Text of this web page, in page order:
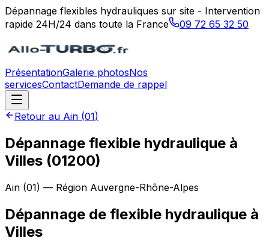
Dépannage flexibles hydrauliques sur site - Intervention
rapide 24H/24 dans toute la France
09 72 65 32 50
PrésentationGalerie photosNos
servicesContactDemande de rappel
Retour au Ain (01)
Dépannage flexible hydraulique à
Villes (01200)
Ain (01) — Région Auvergne-Rhône-Alpes
Dépannage de flexible hydraulique à
Villes